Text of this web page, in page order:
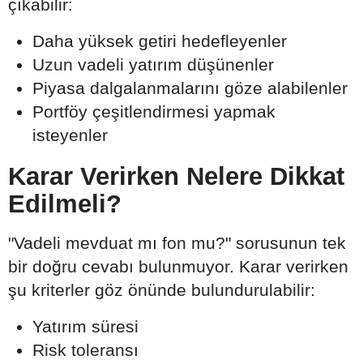
çıkabilir:
Daha yüksek getiri hedefleyenler
Uzun vadeli yatırım düşünenler
Piyasa dalgalanmalarını göze alabilenler
Portföy çeşitlendirmesi yapmak
isteyenler
Karar Verirken Nelere Dikkat
Edilmeli?
"Vadeli mevduat mı fon mu?" sorusunun tek
bir doğru cevabı bulunmuyor. Karar verirken
şu kriterler göz önünde bulundurulabilir:
Yatırım süresi
Risk toleransı